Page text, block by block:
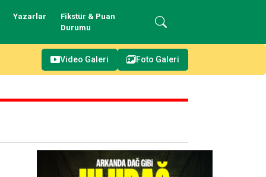
Yazarlar
Fikstür & Puan
Durumu
Video Galeri Foto Galeri